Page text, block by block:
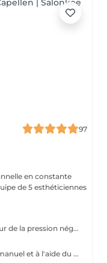
97
en constante
de 5 esthéticiennes
L'efficacité grâce à l'action en profondeur de la pression négative. Technique originale du "palper - rouler" Drainage, régénération et raffermissement des tissus du visage, du buste et du corps. Pour tous types de peaux. Traitements spécifiques contre les vergetures, la cellulite et bien d'autres. Maîtriser peau d'orange, culotte de cheval et tissus conjonctif faible grâce au SPM Digital ! Le SPM le multi -talent dont on ne peut plus se passer. Raffermir et regalber la poitrine sans appel à la chirurgie, l'un des nombreux traitements spécifiques.
Un massage du dos et du cuir chevelu manuel et à l'aide du Rama, cet outil en métal kansa parfaitement adapté au travail des méridiens, des mémoires, des blocages émotionnels du dos. Pour une détente profonde et un véritable reset sur le plan émotionnel!